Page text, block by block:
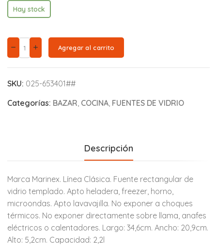
Hay stock
Agregar al carrito
SKU: 025-653401##
Categorías: BAZAR, COCINA, FUENTES DE VIDRIO
Descripción
Marca Marinex. Línea Clásica. Fuente rectangular de
vidrio templado. Apto heladera, freezer, horno,
microondas. Apto lavavajilla. No exponer a choques
térmicos. No exponer directamente sobre llama, anafes
eléctricos o calentadores. Largo: 34,6cm. Ancho: 20,9cm.
Alto: 5,2cm. Capacidad: 2,2l